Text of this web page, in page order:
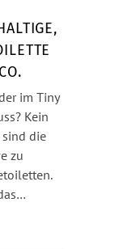
im Tiny
Kein
die
zu